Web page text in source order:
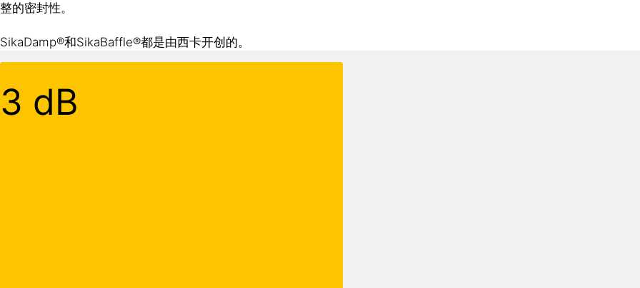
整的密封性。
SikaDamp®和SikaBaffle®都是由西卡开创的。
3 dB